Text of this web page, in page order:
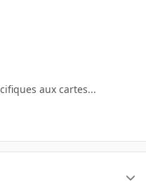
aux cartes...